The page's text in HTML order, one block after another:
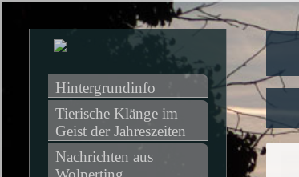
Hintergrundinfo
Tierische Klänge im
Geist der Jahreszeiten
Nachrichten aus